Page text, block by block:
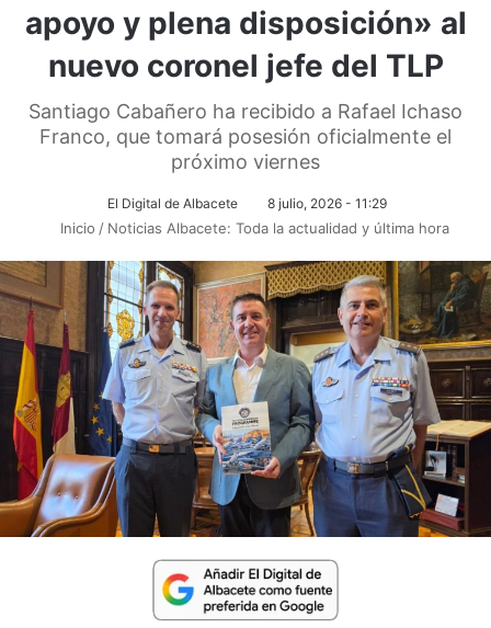
apoyo y plena disposición» al
nuevo coronel jefe del TLP
Santiago Cabañero ha recibido a Rafael Ichaso
Franco, que tomará posesión oficialmente el
próximo viernes
El Digital de Albacete 8 julio, 2026 - 11:29
Inicio / Noticias Albacete: Toda la actualidad y última hora